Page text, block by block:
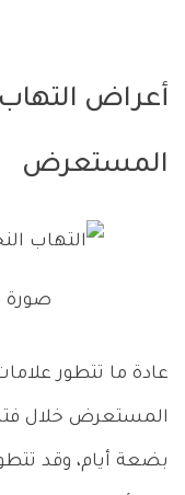
أعراض
المستعرض
صورة
عادة ما تتطور
المستعرض خلال
بضعة أيام، وقد